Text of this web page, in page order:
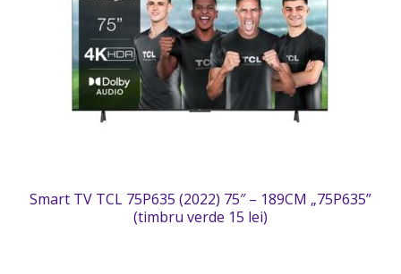
Smart TV TCL 75P635 (2022) 75″ – 189CM „75P635”
(timbru verde 15 lei)